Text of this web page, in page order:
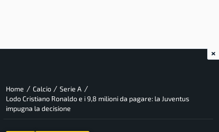
Home / Calcio / Serie A /
Lodo Cristiano Ronaldo e i 9,8 milioni da pagare: la Juventus
impugna la decisione
×